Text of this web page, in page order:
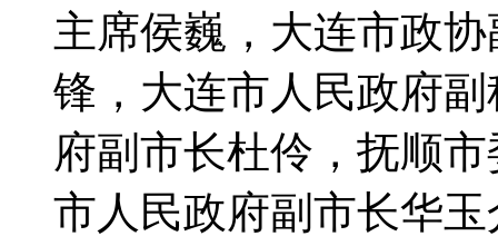
主席侯巍，大连市政
锋，大连市人民政府
府副市长杜伶，抚顺
市人民政府副市长华